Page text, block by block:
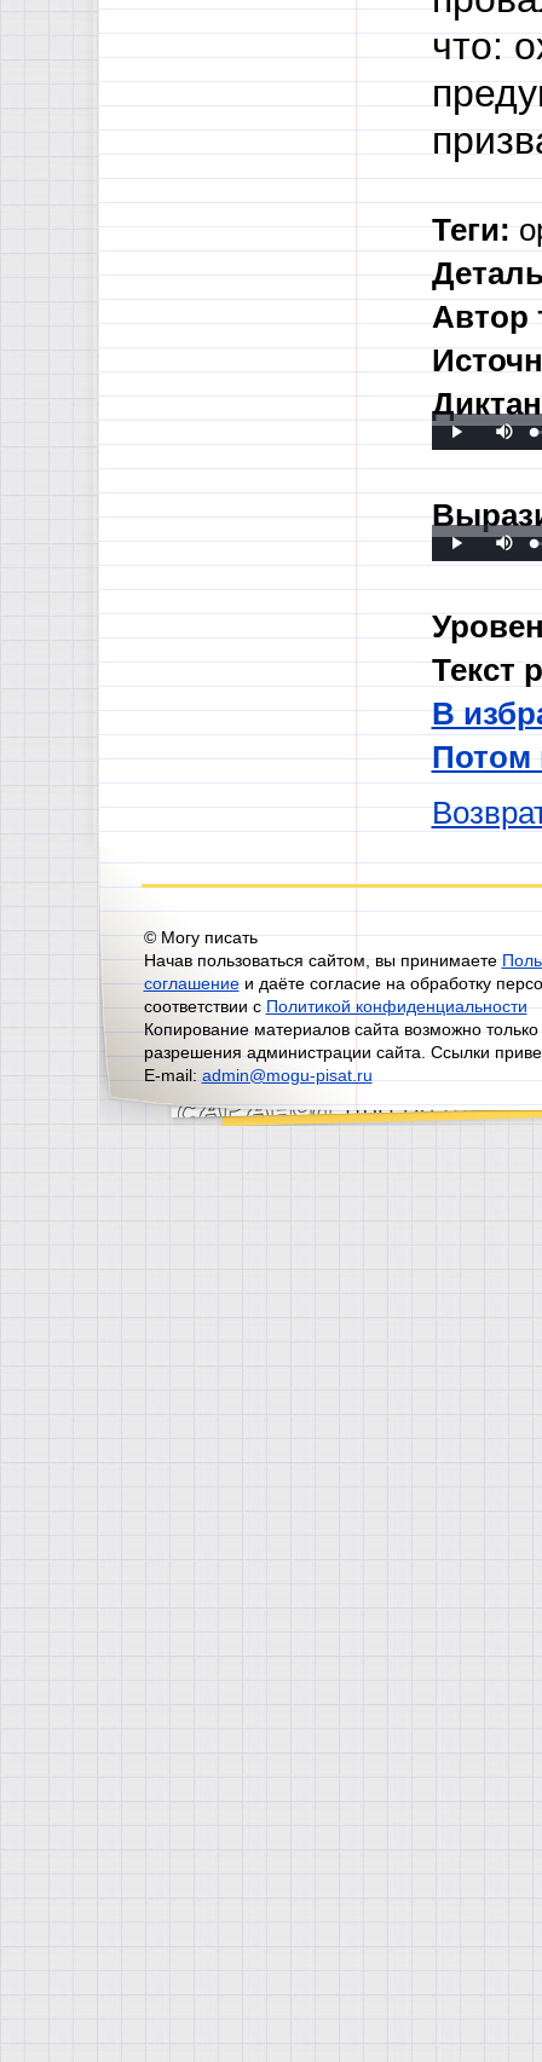
что:
Теги:
Автор
Play
Mute
Play
Mute
Текст
В
Потом
© Могу писать
Начав пользоваться сайтом, вы принимаете
соглашениеи даёте согласие на обработку
соответствии сПолитикой конфиденциальности
Копирование материалов сайта возможно
разрешения администрации сайта. Ссылки
E-mail: admin@mogu-pisat.ru